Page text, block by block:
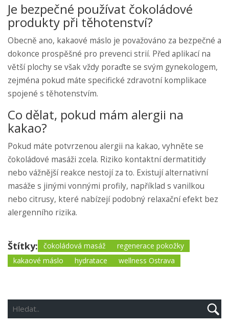
Je bezpečné používat čokoládové
produkty při těhotenství?
Obecně ano, kakaové máslo je považováno za bezpečné a
dokonce prospěšné pro prevenci strií. Před aplikací na
větší plochy se však vždy poraďte se svým gynekologem,
zejména pokud máte specifické zdravotní komplikace
spojené s těhotenstvím.
Co dělat, pokud mám alergii na
kakao?
Pokud máte potvrzenou alergii na kakao, vyhněte se
čokoládové masáži zcela. Riziko kontaktní dermatitidy
nebo vážnější reakce nestojí za to. Existují alternativní
masáže s jinými vonnými profily, například s vanilkou
nebo citrusy, které nabízejí podobný relaxační efekt bez
alergenního rizika.
Štítky: čokoládová masáž
regenerace pokožky
kakaové máslo
hydratace wellness Ostrava